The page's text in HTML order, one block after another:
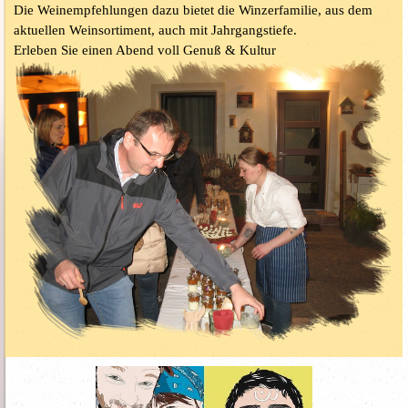
Die Weinempfehlungen dazu bietet die Winzerfamilie, aus dem
aktuellen Weinsortiment, auch mit Jahrgangstiefe.
Erleben Sie einen Abend voll Genuß & Kultur